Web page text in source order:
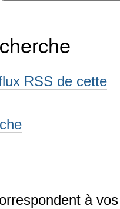
RSS de cette
à vos